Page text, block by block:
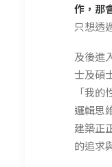
作，那
只想透
及後進
士及碩
「我
邏輯思
建築正
的追求